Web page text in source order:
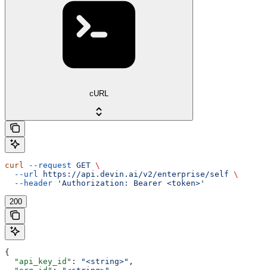
cURL
curl --request GET \
  --url
https://api.devin.ai/v2/enterprise/self \
  --header
'Authorization: Bearer <token>'
200
{
  "api_key_id"
: "<string>" ,